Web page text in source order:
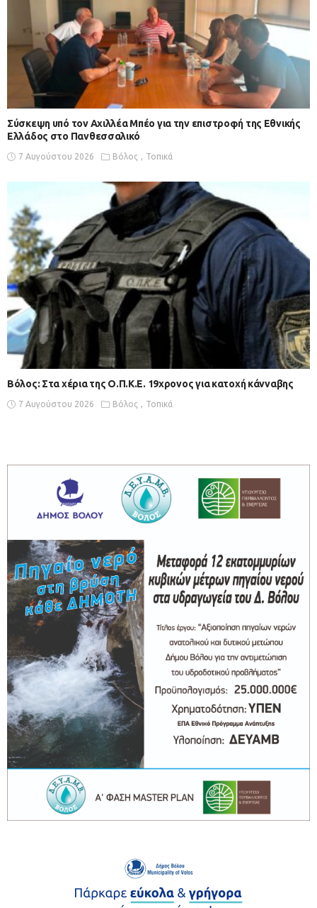
Σύσκεψη υπό τον Αχιλλέα Μπέο για την επιστροφή της Εθνικής
Ελλάδος στο Πανθεσσαλικό
7 Αυγούστου 2026 Βόλος Τοπικά
Βόλος: Στα χέρια της Ο.Π.Κ.Ε. 19χρονος για κατοχή κάνναβης
7 Αυγούστου 2026 Βόλος Τοπικά